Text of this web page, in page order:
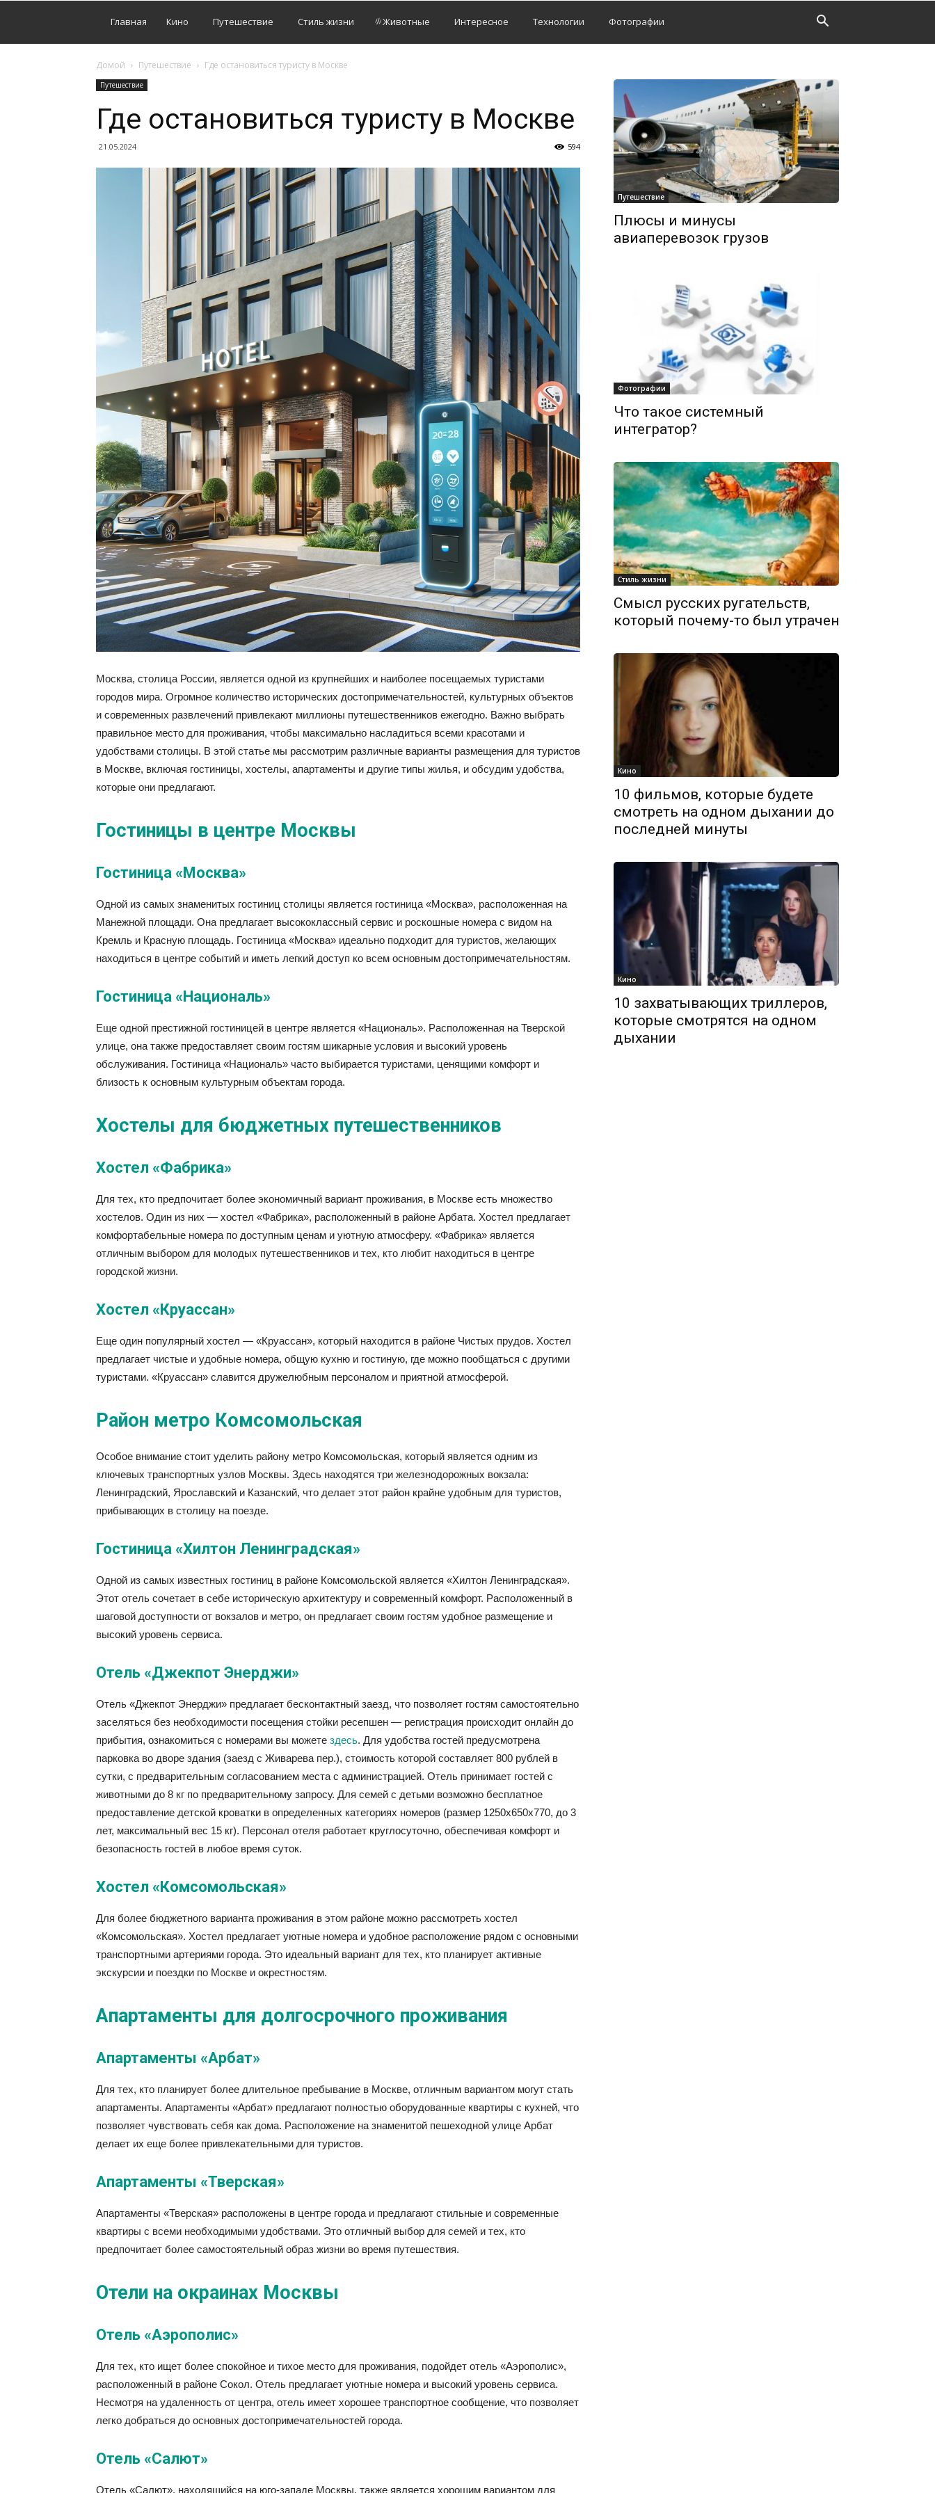
Главная Кино Путешествие Стиль жизни Животные Интересное Технологии Фотографии
Домой Путешествие Где остановиться туристу в Москве
Путешествие
Где остановиться туристу в Москве
21.05.2024 594
Москва, столица России, является одной из крупнейших и наиболее посещаемых туристами
городов мира. Огромное количество исторических достопримечательностей, культурных объектов
и современных развлечений привлекают миллионы путешественников ежегодно. Важно выбрать
правильное место для проживания, чтобы максимально насладиться всеми красотами и
удобствами столицы. В этой статье мы рассмотрим различные варианты размещения для туристов
в Москве, включая гостиницы, хостелы, апартаменты и другие типы жилья, и обсудим удобства,
которые они предлагают.
Гостиницы в центре Москвы
Гостиница «Москва»
Одной из самых знаменитых гостиниц столицы является гостиница «Москва», расположенная на
Манежной площади. Она предлагает высококлассный сервис и роскошные номера с видом на
Кремль и Красную площадь. Гостиница «Москва» идеально подходит для туристов, желающих
находиться в центре событий и иметь легкий доступ ко всем основным достопримечательностям.
Гостиница «Националь»
Еще одной престижной гостиницей в центре является «Националь». Расположенная на Тверской
улице, она также предоставляет своим гостям шикарные условия и высокий уровень
обслуживания. Гостиница «Националь» часто выбирается туристами, ценящими комфорт и
близость к основным культурным объектам города.
Хостелы для бюджетных путешественников
Хостел «Фабрика»
Для тех, кто предпочитает более экономичный вариант проживания, в Москве есть множество
хостелов. Один из них — хостел «Фабрика», расположенный в районе Арбата. Хостел предлагает
комфортабельные номера по доступным ценам и уютную атмосферу. «Фабрика» является
отличным выбором для молодых путешественников и тех, кто любит находиться в центре
городской жизни.
Хостел «Круассан»
Еще один популярный хостел — «Круассан», который находится в районе Чистых прудов. Хостел
предлагает чистые и удобные номера, общую кухню и гостиную, где можно пообщаться с другими
туристами. «Круассан» славится дружелюбным персоналом и приятной атмосферой.
Район метро Комсомольская
Особое внимание стоит уделить району метро Комсомольская, который является одним из
ключевых транспортных узлов Москвы. Здесь находятся три железнодорожных вокзала:
Ленинградский, Ярославский и Казанский, что делает этот район крайне удобным для туристов,
прибывающих в столицу на поезде.
Гостиница «Хилтон Ленинградская»
Одной из самых известных гостиниц в районе Комсомольской является «Хилтон Ленинградская».
Этот отель сочетает в себе историческую архитектуру и современный комфорт. Расположенный в
шаговой доступности от вокзалов и метро, он предлагает своим гостям удобное размещение и
высокий уровень сервиса.
Отель «Джекпот Энерджи»
Отель «Джекпот Энерджи» предлагает бесконтактный заезд, что позволяет гостям самостоятельно
заселяться без необходимости посещения стойки ресепшен — регистрация происходит онлайн до
прибытия, ознакомиться с номерами вы можете здесь. Для удобства гостей предусмотрена
парковка во дворе здания (заезд с Живарева пер.), стоимость которой составляет 800 рублей в
сутки, с предварительным согласованием места с администрацией. Отель принимает гостей с
животными до 8 кг по предварительному запросу. Для семей с детьми возможно бесплатное
предоставление детской кроватки в определенных категориях номеров (размер 1250х650х770, до 3
лет, максимальный вес 15 кг). Персонал отеля работает круглосуточно, обеспечивая комфорт и
безопасность гостей в любое время суток.
Хостел «Комсомольская»
Для более бюджетного варианта проживания в этом районе можно рассмотреть хостел
«Комсомольская». Хостел предлагает уютные номера и удобное расположение рядом с основными
транспортными артериями города. Это идеальный вариант для тех, кто планирует активные
экскурсии и поездки по Москве и окрестностям.
Апартаменты для долгосрочного проживания
Апартаменты «Арбат»
Для тех, кто планирует более длительное пребывание в Москве, отличным вариантом могут стать
апартаменты. Апартаменты «Арбат» предлагают полностью оборудованные квартиры с кухней, что
позволяет чувствовать себя как дома. Расположение на знаменитой пешеходной улице Арбат
делает их еще более привлекательными для туристов.
Апартаменты «Тверская»
Апартаменты «Тверская» расположены в центре города и предлагают стильные и современные
квартиры с всеми необходимыми удобствами. Это отличный выбор для семей и тех, кто
предпочитает более самостоятельный образ жизни во время путешествия.
Отели на окраинах Москвы
Отель «Аэрополис»
Для тех, кто ищет более спокойное и тихое место для проживания, подойдет отель «Аэрополис»,
расположенный в районе Сокол. Отель предлагает уютные номера и высокий уровень сервиса.
Несмотря на удаленность от центра, отель имеет хорошее транспортное сообщение, что позволяет
легко добраться до основных достопримечательностей города.
Отель «Салют»
Отель «Салют», находящийся на юго-западе Москвы, также является хорошим вариантом для
Путешествие
Плюсы и минусы
авиаперевозок грузов
Фотографии
Что такое системный
интегратор?
Стиль жизни
Смысл русских ругательств,
который почему-то был утрачен
Кино
10 фильмов, которые будете
смотреть на одном дыхании до
последней минуты
Кино
10 захватывающих триллеров,
которые смотрятся на одном
дыхании